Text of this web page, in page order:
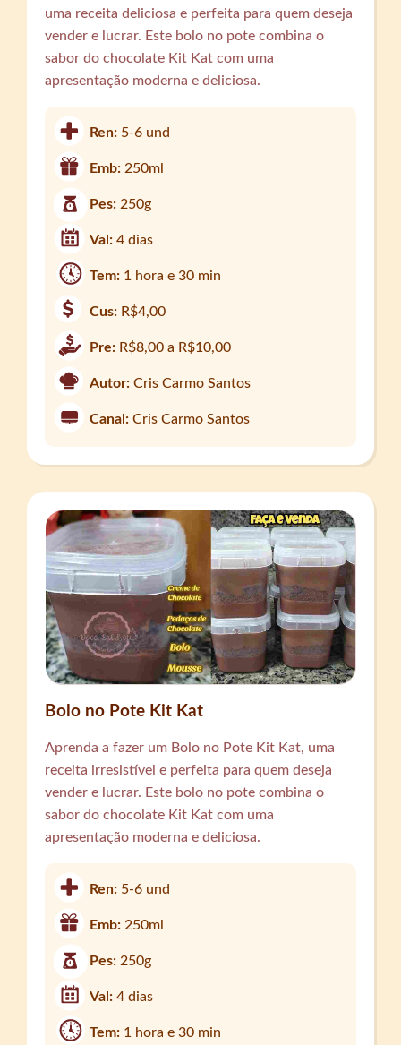
uma receita deliciosa e perfeita para quem deseja
vender e lucrar. Este bolo no pote combina o
sabor do chocolate Kit Kat com uma
apresentação moderna e deliciosa.
Ren: 5-6 und
Emb: 250ml
Pes: 250g
Val:4 dias
Tem: 1 hora e 30 min
Cus: R$4,00
Pre: R$8,00 a R$10,00
Autor: Cris Carmo Santos
Canal: Cris Carmo Santos
Bolo no Pote Kit Kat
Aprenda a fazer um Bolo no Pote Kit Kat, uma
receita irresistível e perfeita para quem deseja
vender e lucrar. Este bolo no pote combina o
sabor do chocolate Kit Kat com uma
apresentação moderna e deliciosa.
Ren: 5-6 und
Emb:250ml
Pes:250g
Val:4 dias
Tem: 1 hora e 30 min